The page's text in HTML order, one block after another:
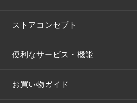
ストアコンセプト
便利なサービス・機能
お買い物ガイド